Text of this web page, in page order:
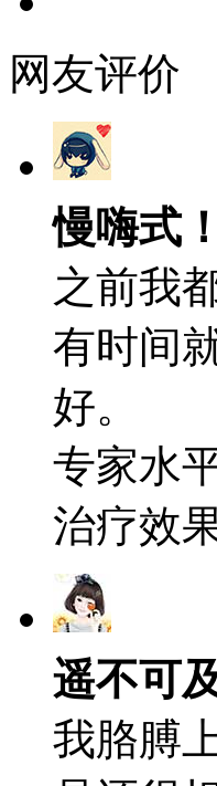
网友评价
慢嗨式
之前我
有时间
好。
专家水
治疗效
遥不可
我胳膊